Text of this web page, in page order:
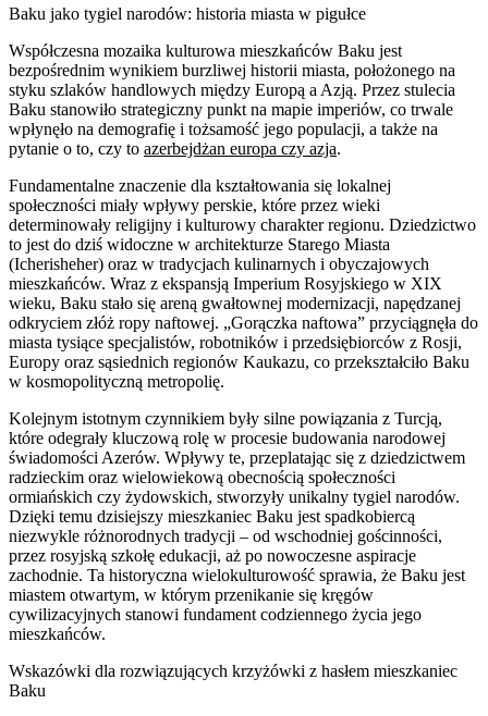
Baku jako tygiel narodów: historia miasta w pigułce
Współczesna mozaika kulturowa mieszkańców Baku jest
bezpośrednim wynikiem burzliwej historii miasta, położonego na
styku szlaków handlowych między Europą a Azją. Przez stulecia
Baku stanowiło strategiczny punkt na mapie imperiów, co trwale
wpłynęło na demografię i tożsamość jego populacji, a także na
pytanie o to, czy to azerbejdżan europa czy azja.
Fundamentalne znaczenie dla kształtowania się lokalnej
społeczności miały wpływy perskie, które przez wieki
determinowały religijny i kulturowy charakter regionu. Dziedzictwo
to jest do dziś widoczne w architekturze Starego Miasta
(Icherisheher) oraz w tradycjach kulinarnych i obyczajowych
mieszkańców. Wraz z ekspansją Imperium Rosyjskiego w XIX
wieku, Baku stało się areną gwałtownej modernizacji, napędzanej
odkryciem złóż ropy naftowej. „Gorączka naftowa” przyciągnęła do
miasta tysiące specjalistów, robotników i przedsiębiorców z Rosji,
Europy oraz sąsiednich regionów Kaukazu, co przekształciło Baku
w kosmopolityczną metropolię.
Kolejnym istotnym czynnikiem były silne powiązania z Turcją,
które odegrały kluczową rolę w procesie budowania narodowej
świadomości Azerów. Wpływy te, przeplatając się z dziedzictwem
radzieckim oraz wielowiekową obecnością społeczności
ormiańskich czy żydowskich, stworzyły unikalny tygiel narodów.
Dzięki temu dzisiejszy mieszkaniec Baku jest spadkobiercą
niezwykle różnorodnych tradycji – od wschodniej gościnności,
przez rosyjską szkołę edukacji, aż po nowoczesne aspiracje
zachodnie. Ta historyczna wielokulturowość sprawia, że Baku jest
miastem otwartym, w którym przenikanie się kręgów
cywilizacyjnych stanowi fundament codziennego życia jego
mieszkańców.
Wskazówki dla rozwiązujących krzyżówki z hasłem mieszkaniec
Baku